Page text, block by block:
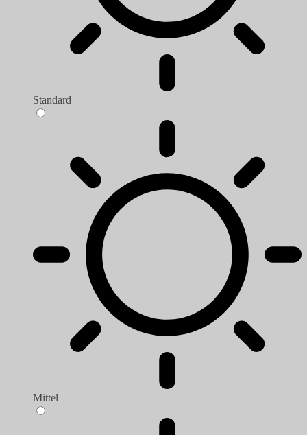
Standard
Mittel